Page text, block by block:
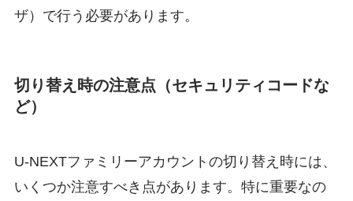
ザ）で行う必要があります。
切り替え時の注意点（セキュリティコードな
ど）
U-NEXTファミリーアカウントの切り替え時には、
いくつか注意すべき点があります。特に重要なの